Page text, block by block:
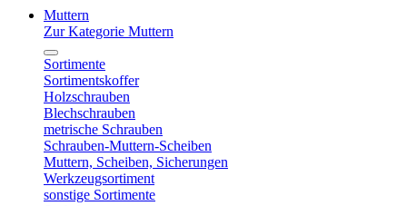
Muttern
Zur Kategorie Muttern
Sortimente
Sortimentskoffer
Holzschrauben
Blechschrauben
metrische Schrauben
Schrauben-Muttern-Scheiben
Muttern, Scheiben, Sicherungen
Werkzeugsortiment
sonstige Sortimente